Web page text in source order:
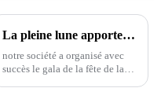
La pleine lune apporte les retrouvailles et nous construisons ensemble un rêve vert
notre société a organisé avec
succès le gala de la fête de la